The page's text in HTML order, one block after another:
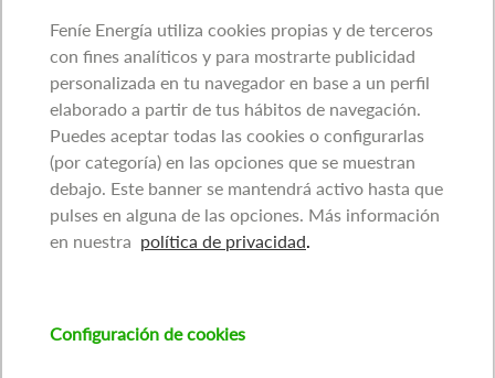
Feníe Energía utiliza cookies propias y de terceros
con fines analíticos y para mostrarte publicidad
personalizada en tu navegador en base a un perfil
elaborado a partir de tus hábitos de navegación.
Puedes aceptar todas las cookies o configurarlas
(por categoría) en las opciones que se muestran
debajo. Este banner se mantendrá activo hasta que
pulses en alguna de las opciones. Más información
en nuestra política de privacidad
Configuración de cookies